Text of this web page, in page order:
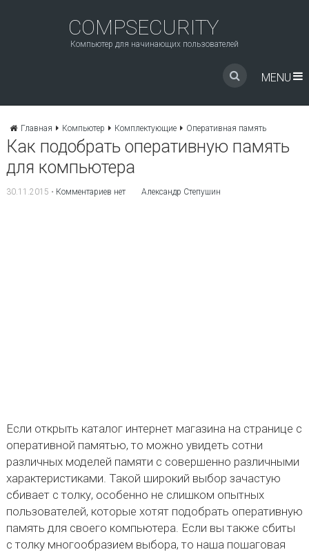
COMPSECURITY
Компьютер для начинающих пользователей
MENU
Главная Компьютер Комплектующие Оперативная память
Как подобрать оперативную память
для компьютера
30.11.2015 • Комментариев нет Александр Степушин
Если открыть каталог интернет магазина на странице с
оперативной памятью, то можно увидеть сотни
различных моделей памяти с совершенно различными
характеристиками. Такой широкий выбор зачастую
сбивает с толку, особенно не слишком опытных
пользователей, которые хотят подобрать оперативную
память для своего компьютера. Если вы также сбиты
с толку многообразием выбора, то наша пошаговая